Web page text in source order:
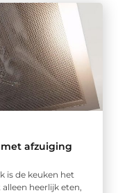
afzuiging
is de keuken het
heerlijk eten,